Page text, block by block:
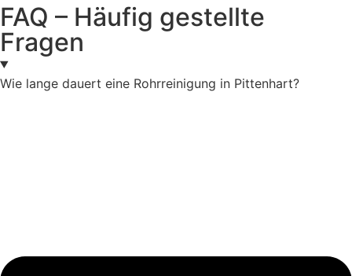
FAQ – Häufig gestellte
Fragen
Wie lange dauert eine Rohrreinigung in Pittenhart?